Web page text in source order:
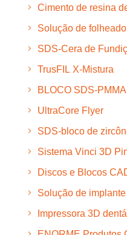
Cimento de resina
Solução de
SDS-Cera de
TrusFIL X-Mistura
BLOCO SDS-PMMA
UltraCore Flyer
SDS-bloco de
Sistema Vinci 3D
Discos e Blocos
Solução de
Impressora 3D